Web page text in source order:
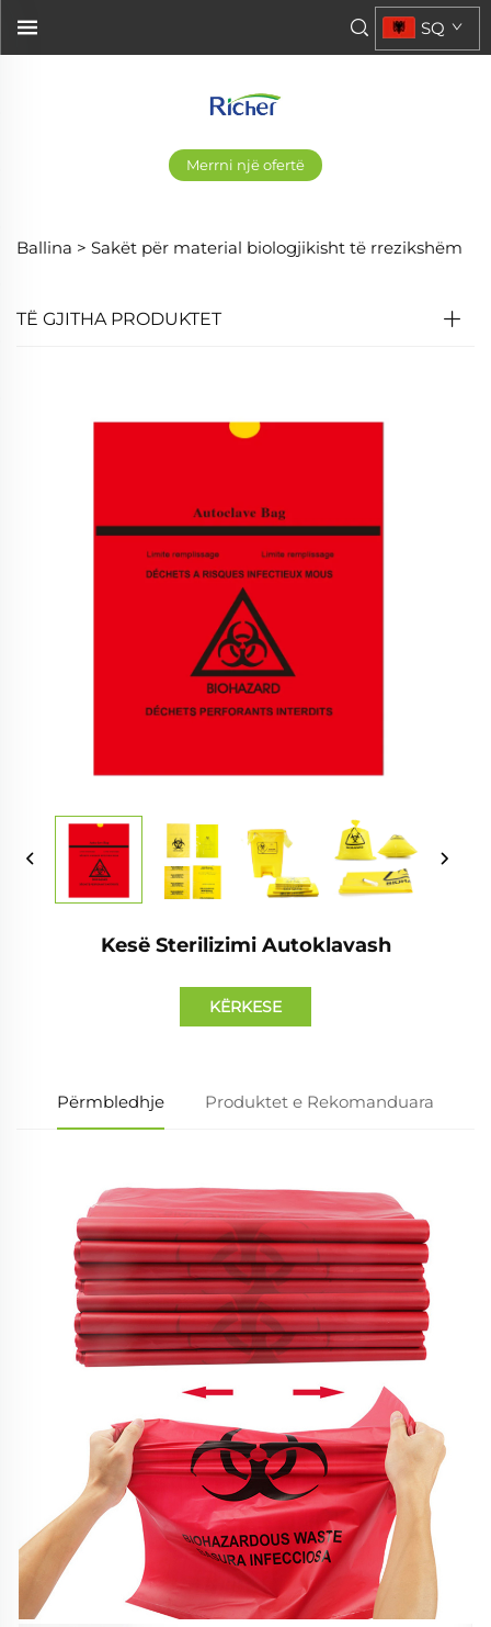
Merrni një ofertë
SQ
Ballina > Sakët për material biologjikisht të rrezikshëm
TË GJITHA PRODUKTET
Kesë Sterilizimi Autoklavash
KËRKESE
Përmbledhje Produktet e Rekomanduara